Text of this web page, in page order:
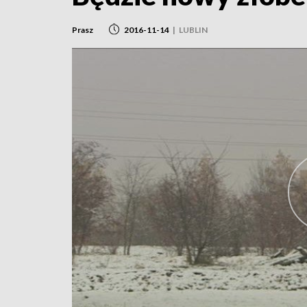
Prasz 2016-11-14 | LUBLIN